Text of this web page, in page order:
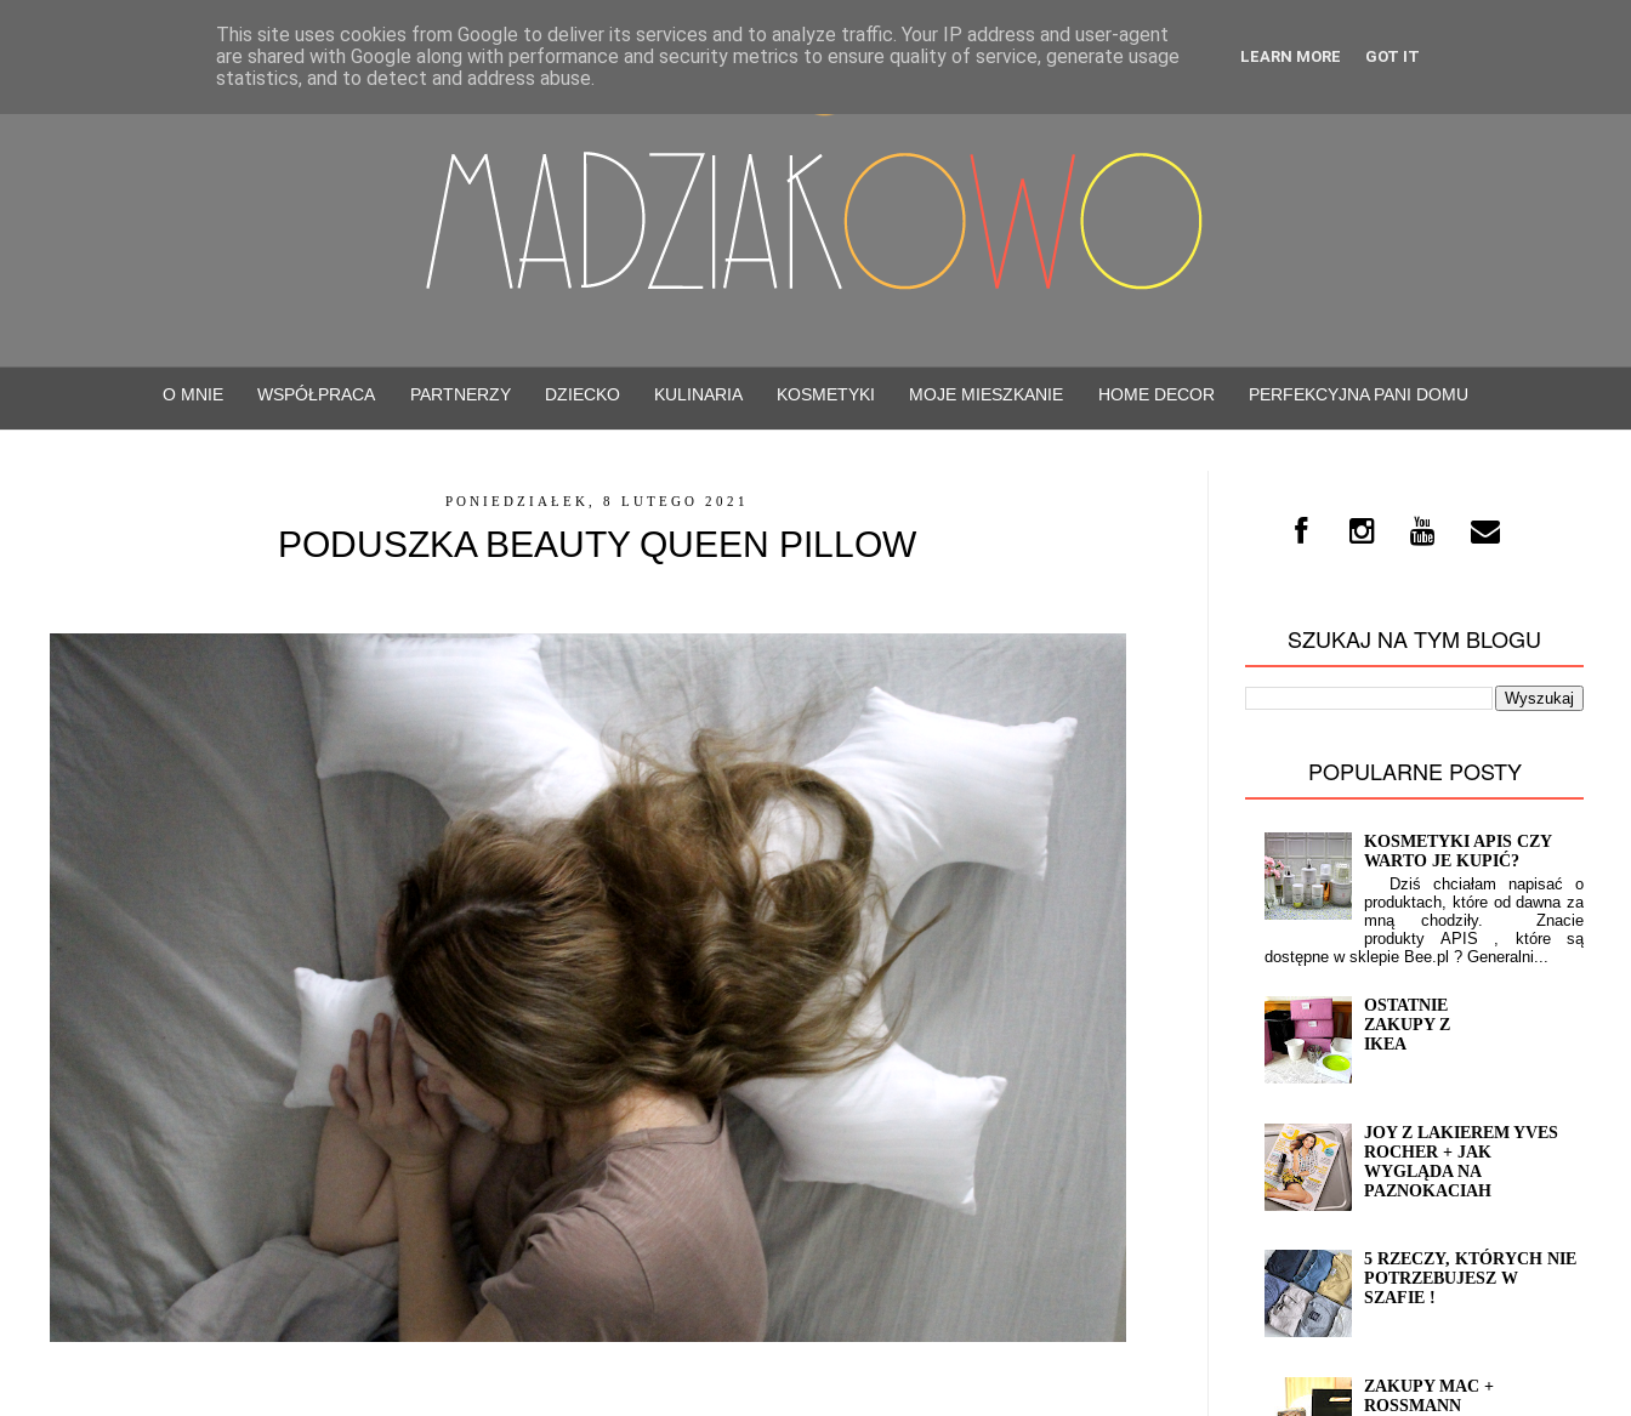
O MNIE WSPÓŁPRACA PARTNERZY DZIECKO KULINARIA KOSMETYKI MOJE MIESZKANIE HOME DECOR PERFEKCYJNA PANI DOMU
PONIEDZIAŁEK, 8 LUTEGO 2021
PODUSZKA BEAUTY QUEEN PILLOW
SZUKAJ NA TYM BLOGU
POPULARNE POSTY
KOSMETYKI APIS CZY
WARTO JE KUPIĆ?
Dziś chciałam napisać o
produktach, które od dawna za
mną chodziły. Znacie
produkty APIS , które są
dostępne w sklepie Bee.pl ? Generalni...
OSTATNIE
ZAKUPY Z
IKEA
JOY Z LAKIEREM YVES
ROCHER + JAK
WYGLĄDA NA
PAZNOKACIAH
5 RZECZY, KTÓRYCH NIE
POTRZEBUJESZ W
SZAFIE !
ZAKUPY MAC +
ROSSMANN
This site uses cookies from Google to deliver its services and to analyze traffic. Your IP address and user-agent
are shared with Google along with performance and security metrics to ensure quality of service, generate usage
statistics, and to detect and address abuse.
LEARN MORE GOT IT